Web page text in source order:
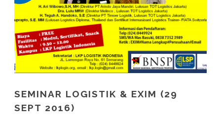
SEMINAR LOGISTIK & EXIM (29
SEPT 2016)